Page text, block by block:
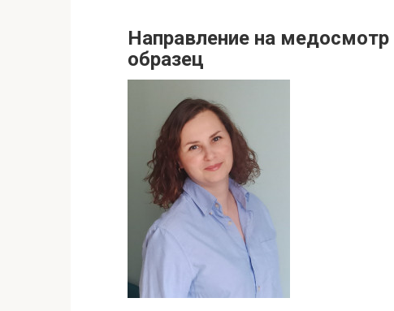
Направление на
образец